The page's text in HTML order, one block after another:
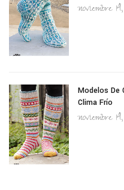
noviembre
Modelos De
Clima Frío
noviembre